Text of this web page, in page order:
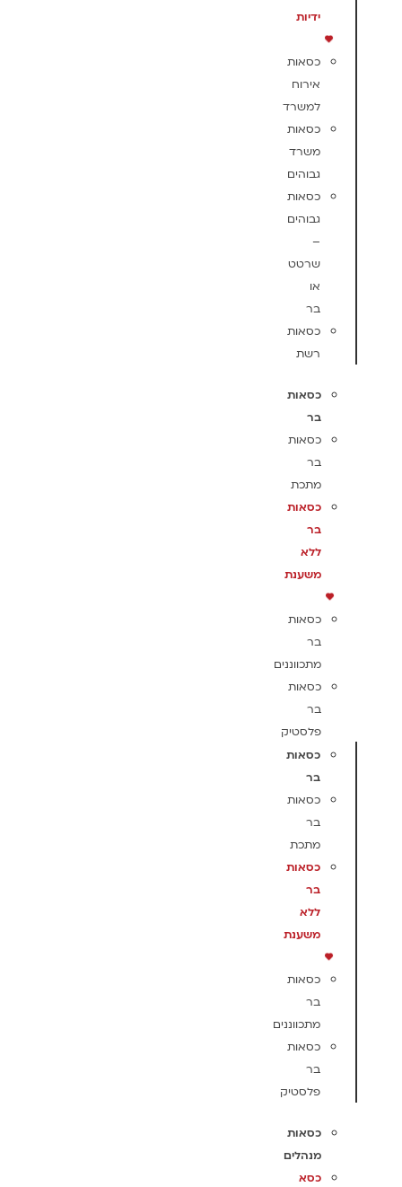
ידיות
כסאות
אירוח
למשרד
כסאות
משרד
גבוהים
כסאות
גבוהים
–
שרטט
או
בר
כסאות
רשת
כסאות
בר
כסאות
בר
מתכת
כסאות
בר
ללא
משענת
כסאות
בר
מתכווננים
כסאות
בר
פלסטיק
כסאות
בר
כסאות
בר
מתכת
כסאות
בר
ללא
משענת
כסאות
בר
מתכווננים
כסאות
בר
פלסטיק
כסאות
מנהלים
כסא